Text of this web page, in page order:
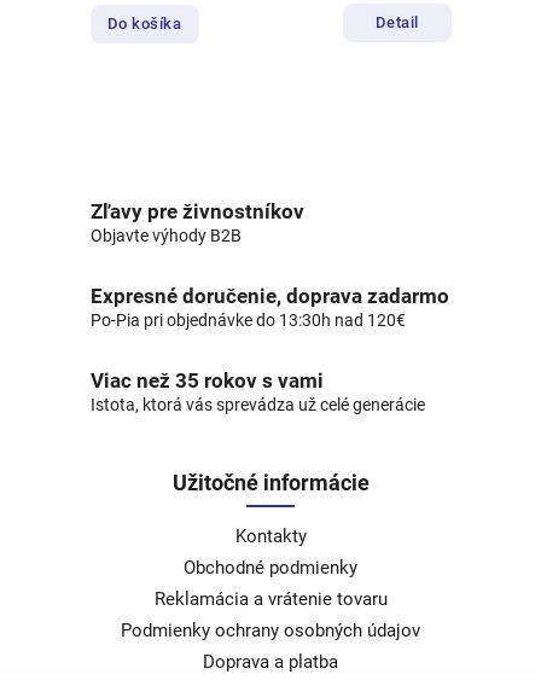
Do košíka Detail
Zľavy pre živnostníkov
Objavte výhody B2B
Expresné doručenie, doprava zadarmo
Po-Pia pri objednávke do 13:30h nad 120€
Viac než 35 rokov s vami
Istota, ktorá vás sprevádza už celé generácie
Užitočné informácie
Kontakty
Obchodné podmienky
Reklamácia a vrátenie tovaru
Podmienky ochrany osobných údajov
Doprava a platba